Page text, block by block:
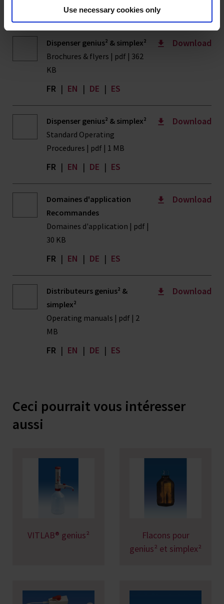
Use necessary cookies only
produit
Dispenser genius² & simplex²
Brochures & flyers | pdf | 362
KB
FR | EN | DE | ES
Download
Dispenser genius² & simplex²
Standard Operating
Procedures | pdf | 1 MB
FR | EN | DE | ES
Download
Domaines d'application
Recommandes
Domaines d'application | pdf |
30 KB
FR | EN | DE | ES
Download
Distributeurs genius² &
simplex²
Operating manuals | pdf | 2
MB
FR | EN | DE | ES
Download
Ceci pourrait vous intéresser
aussi
VITLAB® genius²
Flacons pour
genius² et simplex²